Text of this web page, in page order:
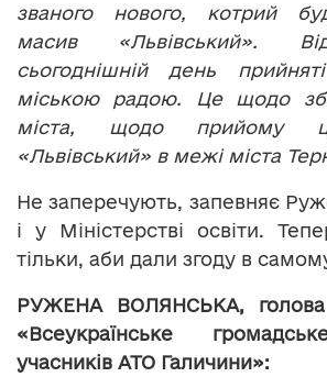
званого нового, котрий
масив «Львівський».
сьогоднішній день
міською радою. Це щодо
міста, щодо прийому
«Львівський» в межі міста
Не заперечують, запевняє
і у Міністерстві освіти.
тільки, аби дали згоду в
РУЖЕНА ВОЛЯНСЬКА,
«Всеукраїнське
учасників АТО Галичини»: